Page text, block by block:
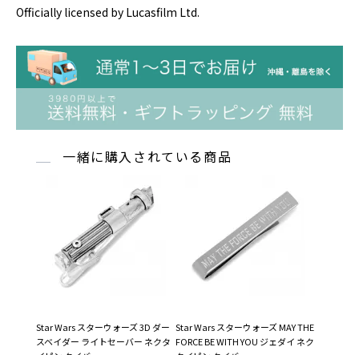
Officially licensed by Lucasfilm Ltd.
一緒に購入されている商品
Star Wars スターウォーズ 3D ダー
スベイダー ライトセーバー ネクタ
Star Wars スターウォーズ MAY THE
FORCE BE WITH YOU ジェダイ ネク